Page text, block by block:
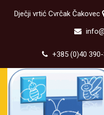
Dječji vrtić Cvrčak Čakovec
+385 (0)40